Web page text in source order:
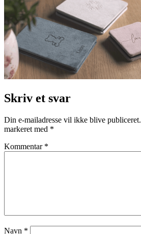
Skriv et svar
Din e-mailadresse vil ikke blive publiceret.
markeret med *
Kommentar *
Navn *